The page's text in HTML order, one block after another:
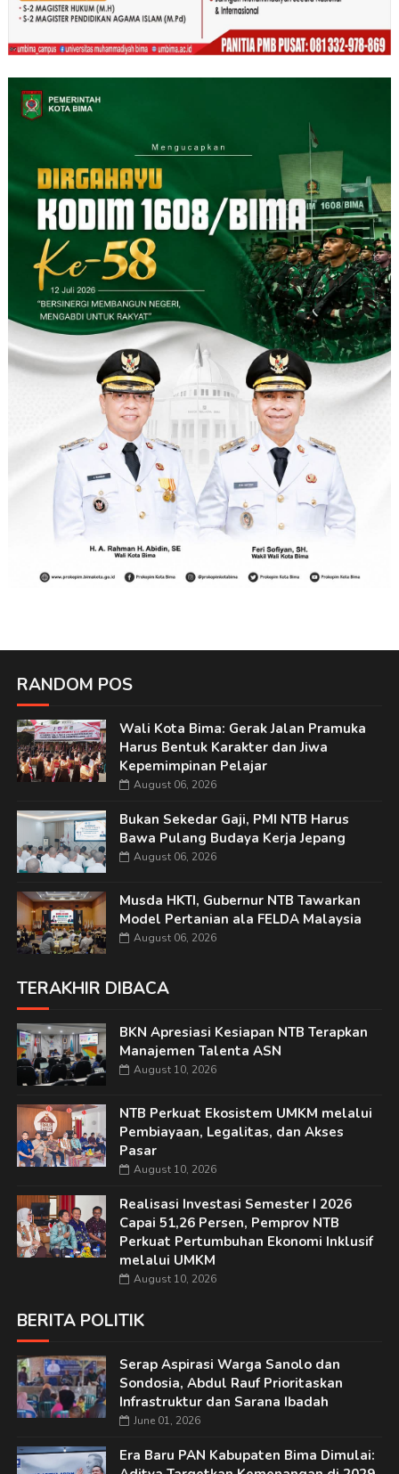
RANDOM POS
Wali Kota Bima: Gerak Jalan Pramuka
Harus Bentuk Karakter dan Jiwa
Kepemimpinan Pelajar
August 06, 2026
Bukan Sekedar Gaji, PMI NTB Harus
Bawa Pulang Budaya Kerja Jepang
August 06, 2026
Musda HKTI, Gubernur NTB Tawarkan
Model Pertanian ala FELDA Malaysia
August 06, 2026
TERAKHIR DIBACA
BKN Apresiasi Kesiapan NTB Terapkan
Manajemen Talenta ASN
August 10, 2026
NTB Perkuat Ekosistem UMKM melalui
Pembiayaan, Legalitas, dan Akses
Pasar
August 10, 2026
Realisasi Investasi Semester I 2026
Capai 51,26 Persen, Pemprov NTB
Perkuat Pertumbuhan Ekonomi Inklusif
melalui UMKM
August 10, 2026
BERITA POLITIK
Serap Aspirasi Warga Sanolo dan
Sondosia, Abdul Rauf Prioritaskan
Infrastruktur dan Sarana Ibadah
June 01, 2026
Era Baru PAN Kabupaten Bima Dimulai: